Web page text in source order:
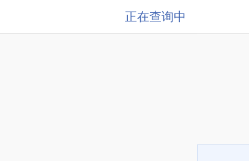
正在查询中